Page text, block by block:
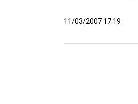
11/03/2007 17:19